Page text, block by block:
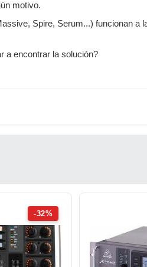
motivo.
Spire, Serum...) funcionan a
a encontrar la solución?
-32%